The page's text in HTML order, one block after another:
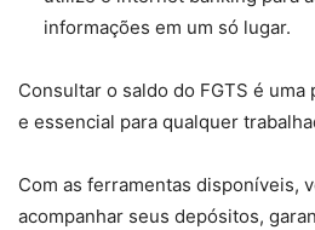
informações em um só lugar.
Consultar o saldo do FGTS é
e essencial para qualquer
Com as ferramentas disponíveis,
acompanhar seus depósitos,